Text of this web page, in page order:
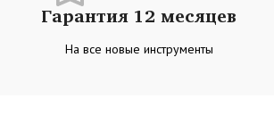
Гарантия 12 месяцев
На все новые инструменты